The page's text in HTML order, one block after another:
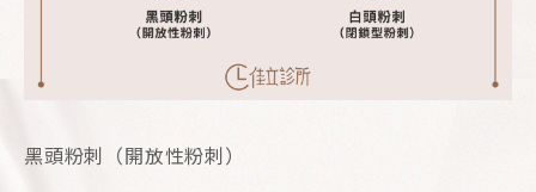
黑頭粉刺（開放性粉刺）